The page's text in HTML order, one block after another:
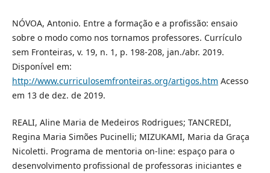
NÓVOA, Antonio. Entre a formação e a profissão: ensaio
sobre o modo como nos tornamos professores. Currículo
sem Fronteiras, v. 19, n. 1, p. 198-208, jan./abr. 2019.
Disponível em:
http://www.curriculosemfronteiras.org/artigos.htm Acesso
em 13 de dez. de 2019.
REALI, Aline Maria de Medeiros Rodrigues; TANCREDI,
Regina Maria Simões Pucinelli; MIZUKAMI, Maria da Graça
Nicoletti. Programa de mentoria on-line: espaço para o
desenvolvimento profissional de professoras iniciantes e